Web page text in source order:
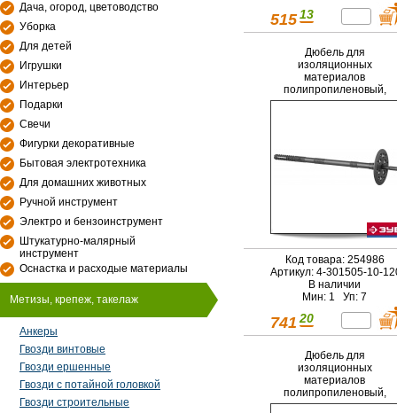
Дача, огород, цветоводство
Уборка
Для детей
Игрушки
Интерьер
Подарки
Свечи
Фигурки декоративные
Бытовая электротехника
Для домашних животных
Ручной инструмент
Электро и бензоинструмент
Штукатурно-малярный
инструмент
Оснастка и расходые материалы
Метизы, крепеж, такелаж
Анкеры
Гвозди винтовые
Гвозди ершенные
Гвозди с потайной головкой
Гвозди строительные
515 13
Дюбель для
изоляционных
материалов
полипропиленовый,
пластиковый стержень,
Код товара: 254986
Артикул: 4-301505-10-
В наличии
Мин: 1 Уп: 7
741 20
Дюбель для
изоляционных
материалов
полипропиленовый,
металлический